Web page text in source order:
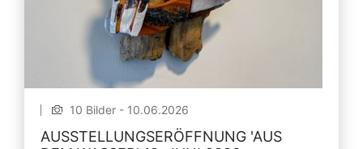
10 Bilder - 10.06.2026
AUSSTELLUNGSERÖFFNUNG 'AUS